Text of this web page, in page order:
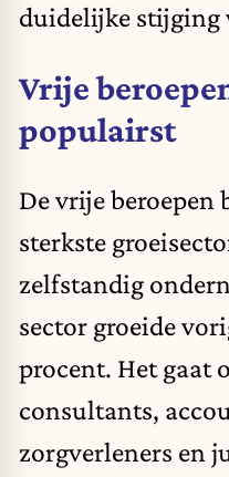
duidelijke stijging
Vrije
populairst
De vrije beroepen
sterkste
zelfstandig
sector groeide
procent. Het gaat
consultants,
zorgverleners en